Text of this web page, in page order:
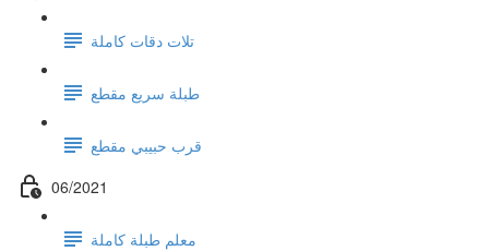
تلات دقات كاملة
طبلة سريع مقطع
قرب حبيبي مقطع
06/2021
معلم طبلة كاملة